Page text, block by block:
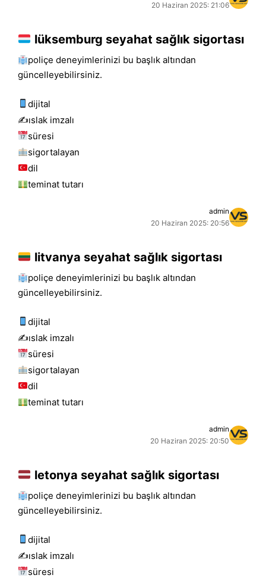
20 Haziran 2025: 21:06
lüksemburg seyahat sağlık sigortası
poliçe deneyimlerinizi bu başlık altından
güncelleyebilirsiniz.
dijital
✍️islak i̇mzalı
süresi
sigortalayan
dil
teminat tutarı
admin
20 Haziran 2025: 20:56
litvanya seyahat sağlık sigortası
poliçe deneyimlerinizi bu başlık altından
güncelleyebilirsiniz.
dijital
✍️islak i̇mzalı
süresi
sigortalayan
dil
teminat tutarı
admin
20 Haziran 2025: 20:50
letonya seyahat sağlık sigortası
poliçe deneyimlerinizi bu başlık altından
güncelleyebilirsiniz.
dijital
✍️islak i̇mzalı
süresi